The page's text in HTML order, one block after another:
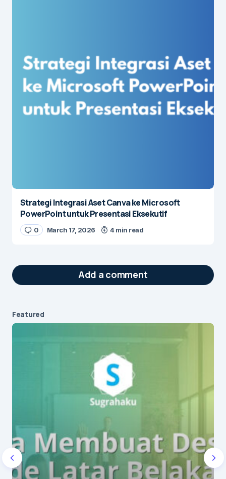
Strategi Integrasi Aset Canva ke Microsoft
PowerPoint untuk Presentasi Eksekutif
0 March 17, 2026 4 min read
Add a comment
Name
Featured